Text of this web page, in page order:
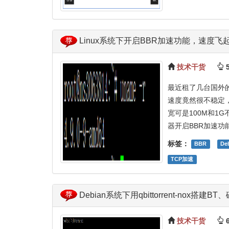
Linux系统下开启BBR加速功能，速度飞
技术干货
最近租了几台国外
速度竟然很不稳定
宽可是100M和1G
器开启BBR加速功
标签： BBR
TCP加速
Debian系统下用qbittorrent-nox搭建BT
技术干货